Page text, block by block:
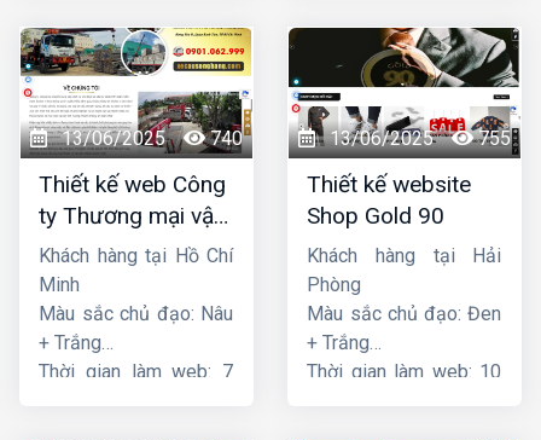
13/06/2025 740
Thiết kế web Công
ty Thương mại vận
tải Song Bằng
Khách hàng tại Hồ Chí
Minh
Màu sắc chủ đạo: Nâu
+ Trắng
Thời gian làm web: 7
13/06/2025 755
Thiết kế website
Shop Gold 90
Khách hàng tại Hải
Phòng
Màu sắc chủ đạo: Đen
+ Trắng
Thời gian làm web: 10